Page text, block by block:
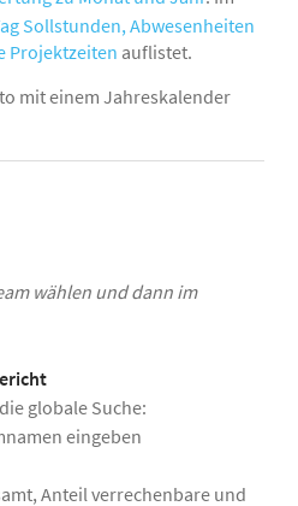
Sollstunden, Abwesenheiten
Projektzeiten auflistet.
mit einem Jahreskalender
wählen und dann im
globale Suche:
eingeben
Anteil verrechenbare und